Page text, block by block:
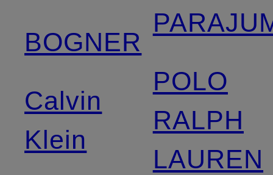
BOGNER
Calvin
Klein
POLO
RALPH
LAUREN